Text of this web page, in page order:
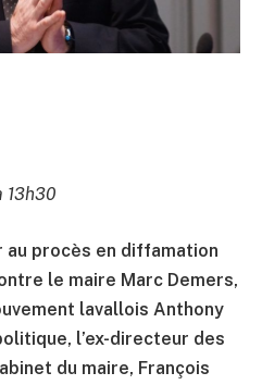
13h30
procès en diffamation
le maire Marc Demers,
lavallois Anthony
l’ex-directeur des
du maire, François